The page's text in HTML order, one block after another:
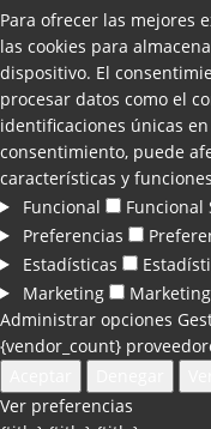
Para ofrecer las mejores
las cookies para
dispositivo. El
procesar datos como el
identificaciones únicas
consentimiento, puede
características y
Funcional
Funcional
Preferencias
Estadísticas
Marketing
Marketing
Administrar opciones
{vendor_count}
Ver preferencias